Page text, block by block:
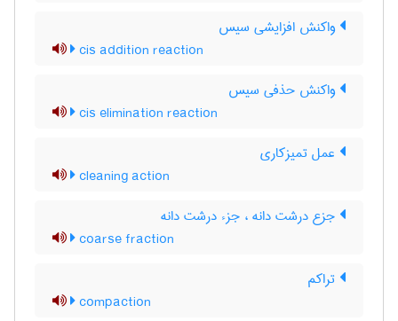
واکنش افزایشی سیس
cis addition reaction
واکنش حذفی سیس
cis elimination reaction
عمل تمیزکاری
cleaning action
جزع درشت دانه ، جزء درشت دانه
coarse fraction
تراکم
compaction